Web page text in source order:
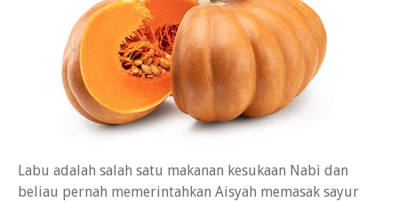
Labu adalah salah satu makanan kesukaan Nabi dan
beliau pernah memerintahkan Aisyah memasak sayur